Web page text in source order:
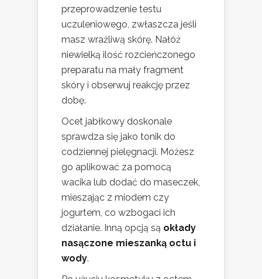
przeprowadzenie testu
uczuleniowego, zwłaszcza jeśli
masz wrażliwą skórę. Nałóż
niewielką ilość rozcieńczonego
preparatu na mały fragment
skóry i obserwuj reakcję przez
dobę.
Ocet jabłkowy doskonale
sprawdza się jako tonik do
codziennej pielęgnacji. Możesz
go aplikować za pomocą
wacika lub dodać do maseczek,
mieszając z miodem czy
jogurtem, co wzbogaci ich
działanie. Inną opcją są okłady
nasączone mieszanką octu i
wody.